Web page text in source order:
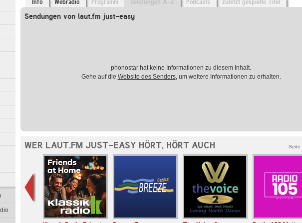
Info Webradio Programm Sendungen A-Z Podcasts zuletzt gespielte Titel
Sendungen von laut.fm just-easy
phonostar hat keine Informationen zu diesem Inhalt.
Gehe auf die Website des Senders, um weitere Informationen zu erhalten.
WER LAUT.FM JUST-EASY HÖRT, HÖRT AUCH Seite